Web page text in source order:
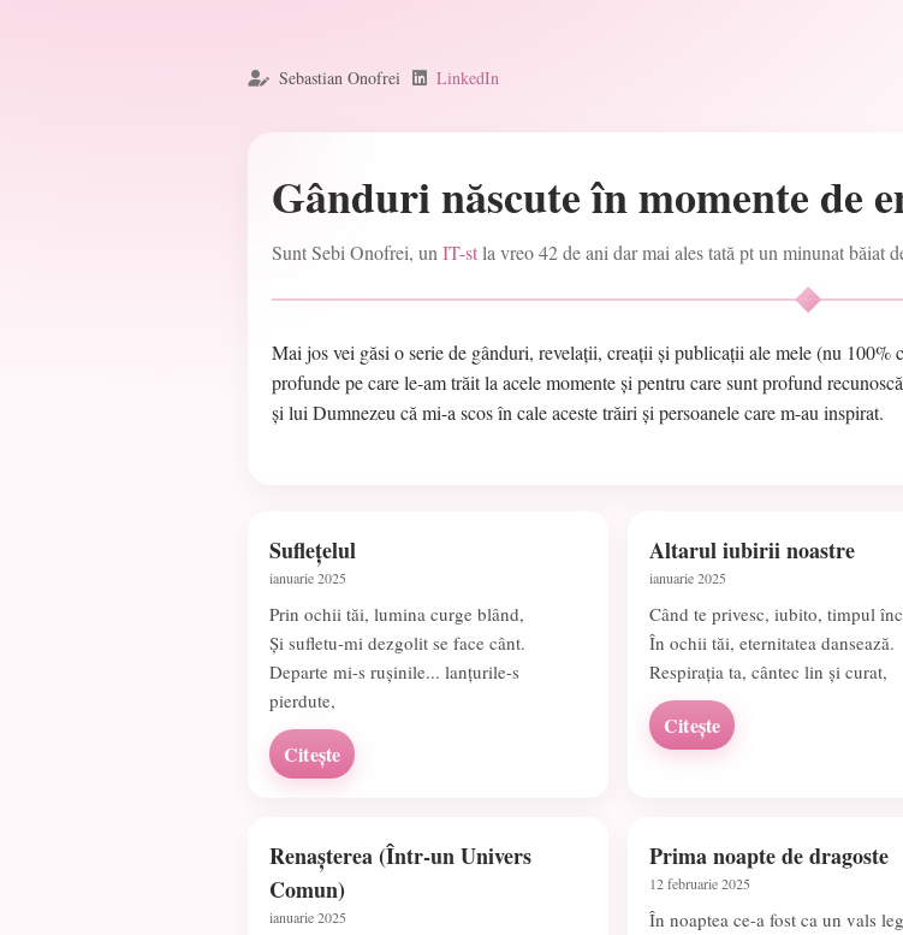
Sebastian Onofrei LinkedIn
Gânduri născute în momente de
Sunt Sebi Onofrei, un IT-stla vreo 42 de ani dar mai ales tată pt un minunat băiat
Mai jos vei găsi o serie de gânduri, revelații, creații și publicații ale mele (nu 100%
profunde pe care le-am trăit la acele momente și pentru care sunt profund
și lui Dumnezeu că mi-a scos în cale aceste trăiri și persoanele care m-au inspirat.
Suflețelul
ianuarie 2025
Prin ochii tăi, lumina curge blând,
Și sufletu-mi dezgolit se face cânt.
Departe mi-s rușinile... lanțurile-s
pierdute,
Citește
Altarul iubirii noastre
ianuarie 2025
Când te privesc, iubito, timpul
În ochii tăi, eternitatea dansează.
Respirația ta, cântec lin și curat,
Citește
Renașterea (Într-un Univers
Comun)
ianuarie 2025
Prima noapte de dragoste
12 februarie 2025
În noaptea ce-a fost ca un vals